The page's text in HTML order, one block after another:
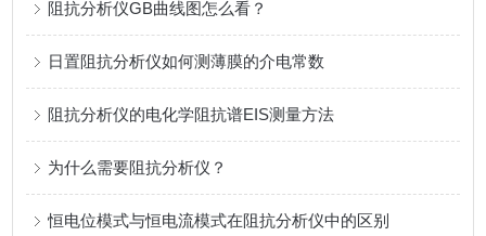
阻抗分析仪GB曲线图怎么看？
日置阻抗分析仪如何测薄膜的介电常数
阻抗分析仪的电化学阻抗谱EIS测量方法
为什么需要阻抗分析仪？
恒电位模式与恒电流模式在阻抗分析仪中的区别